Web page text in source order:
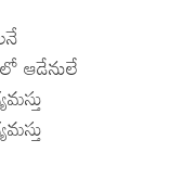
ఆడేనులే